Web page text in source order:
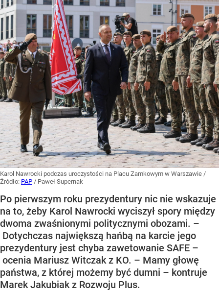
Karol Nawrocki podczas uroczystości na Placu Zamkowym w Warszawie /
Źródło: PAP / Paweł Supernak
Po pierwszym roku prezydentury nic nie wskazuje
na to, żeby Karol Nawrocki wyciszył spory między
dwoma zwaśnionymi politycznymi obozami. –
Dotychczas największą hańbą na karcie jego
prezydentury jest chyba zawetowanie SAFE –
ocenia Mariusz Witczak z KO. – Mamy głowę
państwa, z której możemy być dumni – kontruje
Marek Jakubiak z Rozwoju Plus.